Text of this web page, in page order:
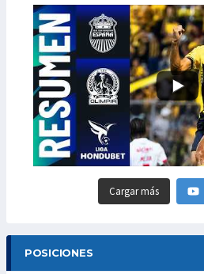
Cargar más
POSICIONES